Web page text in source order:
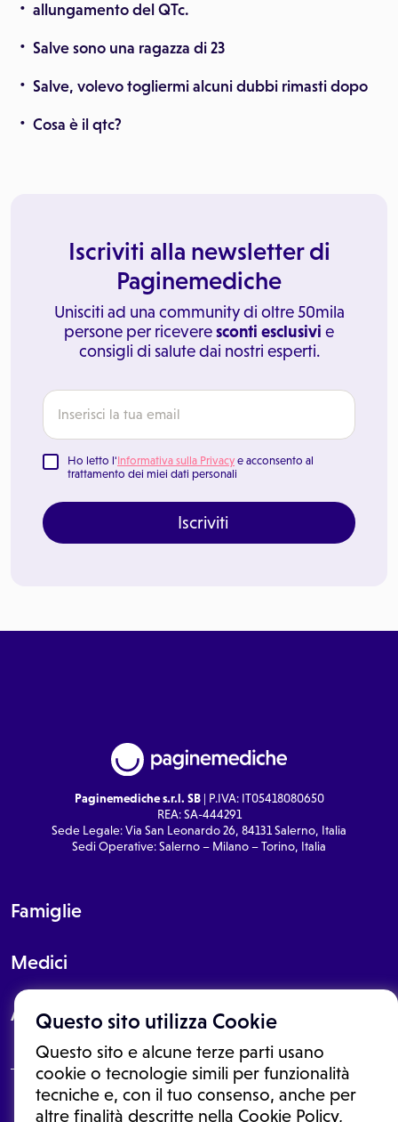
Questo sito utilizza Cookie
Questo sito e alcune terze parti usano
cookie o tecnologie simili per funzionalità
tecniche e, con il tuo consenso, anche per
altre finalità descritte nella Cookie Policy,
allungamento del QTc.
Salve sono una ragazza di 23
Salve, volevo togliermi alcuni dubbi rimasti dopo
Cosa è il qtc?
Iscriviti alla newsletter di
Paginemediche
Unisciti ad una community di oltre 50mila
persone per riceveresconti esclusivi e
consigli di salute dai nostri esperti.
Ho letto l'Informativa sulla Privacy e acconsento al
trattamento dei miei dati personali
Iscriviti
Paginemediche s.r.l. SB| P.IVA: IT05418080650
REA: SA-444291
Sede Legale: Via San Leonardo 26, 84131 Salerno, Italia
Sedi Operative: Salerno – Milano – Torino, Italia
Famiglie
Medici
About
Le informazioni proposte in questo sito non sono un consulto medico.